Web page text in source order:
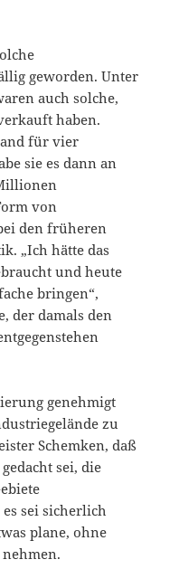
geworden. Unter
auch solche,
haben.
für vier
sie es dann an
von
den früheren
„Ich hätte das
und heute
bringen“,
der damals den
genehmigt
zu
Schemken, daß
sei, die
sei sicherlich
plane, ohne